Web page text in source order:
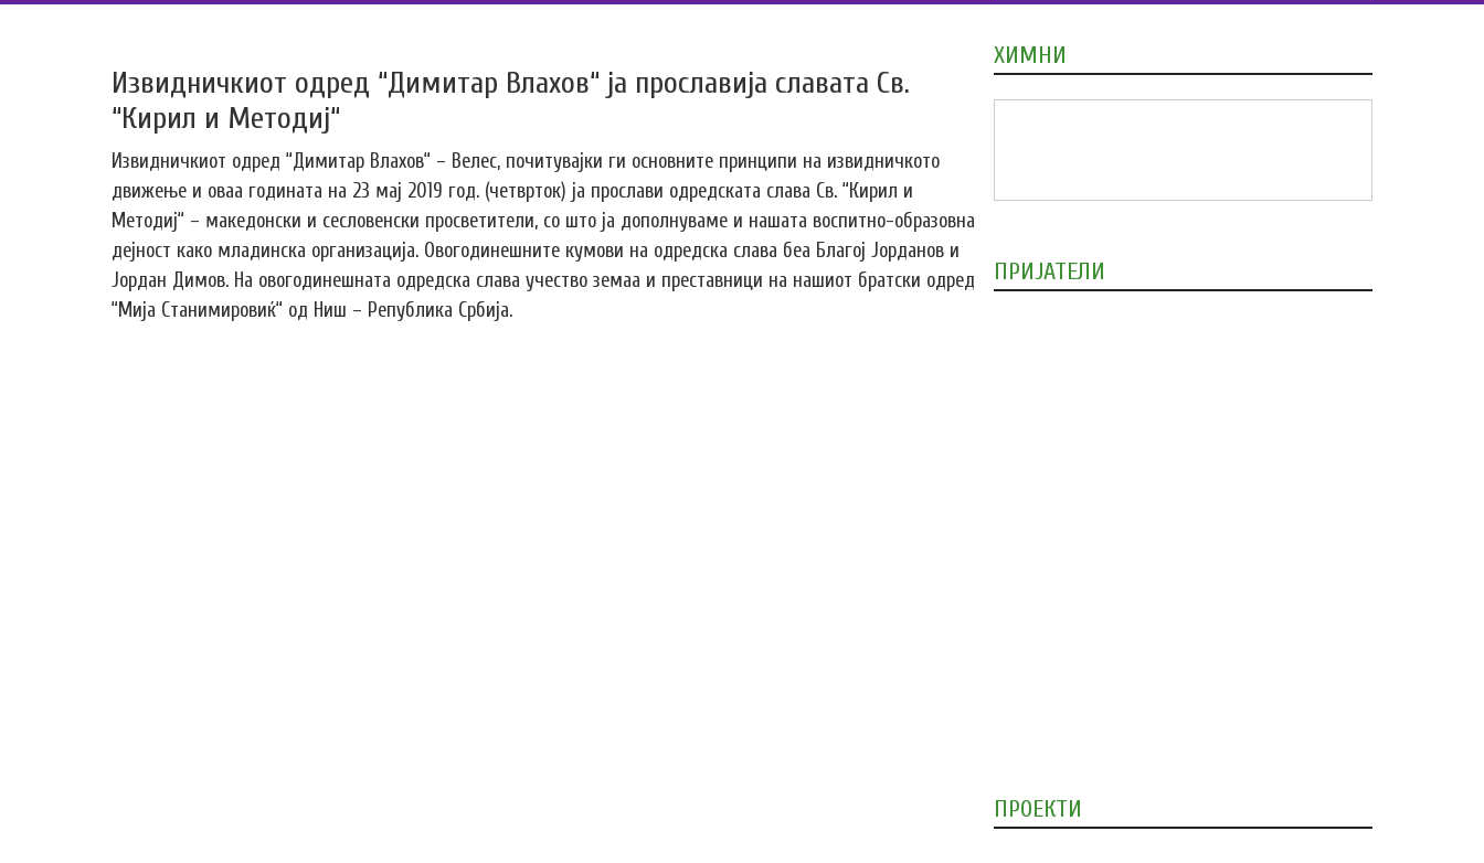
Извидничкиот одред “Димитар Влахов“ ја прославија славата Св.
“Кирил и Методиј“
Извидничкиот одред “Димитар Влахов“ – Велес, почитувајки ги основните принципи на извидничкото
движење и оваа годината на 23 мај 2019 год. (четврток) ја прослави одредската слава Св. “Кирил и
Методиј“ – македонски и сесловенски просветители, со што ја дополнуваме и нашата воспитно-образовна
дејност како младинска организација. Овогодинешните кумови на одредска слава беа Благој Јорданов и
Јордан Димов. На овогодинешната одредска слава учество земаа и преставници на нашиот братски одред
“Мија Станимировиќ“ од Ниш – Република Србија.
ХИМНИ
ПРИЈАТЕЛИ
ПРОЕКТИ